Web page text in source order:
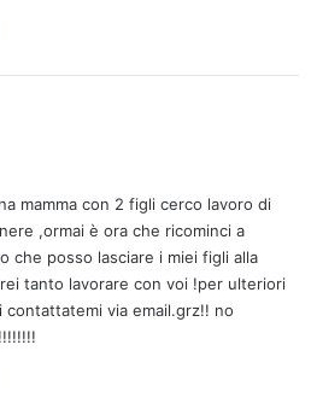
mamma con 2 figli cerco lavoro di
,ormai è ora che ricominci a
che posso lasciare i miei figli alla
tanto lavorare con voi !per ulteriori
contattatemi via email.grz!! no